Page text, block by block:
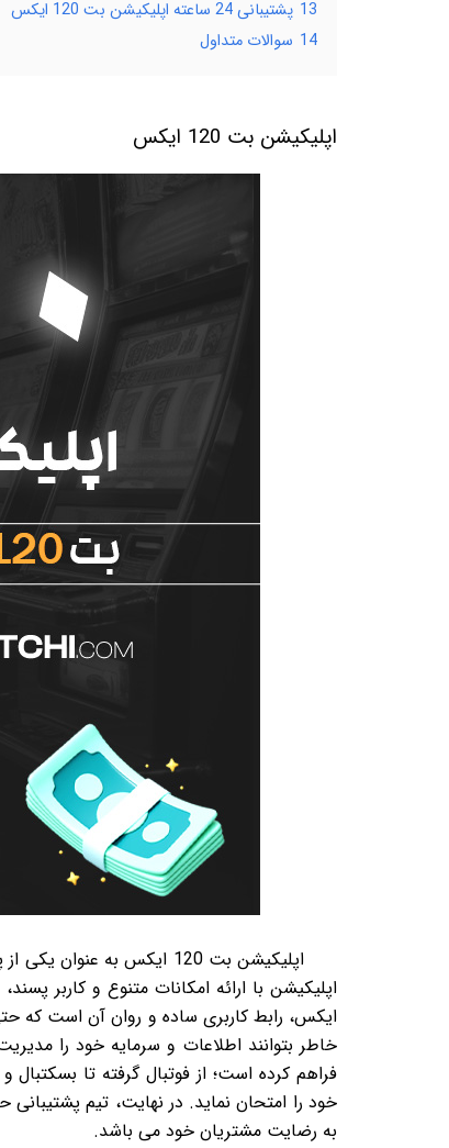
13 پشتیبانی 24 ساعته اپلیکیشن بت 120 ایکس
14 سوالات متداول
اپلیکیشن بت 120 ایکس
اپلیکیشن بت 120 ایکس به
ایکس، رابط کاربری ساده و روان آن است که حتی
فراهم کرده است؛ از فوتبال گرفته تا
به رضایت مشتریان خود می باشد.